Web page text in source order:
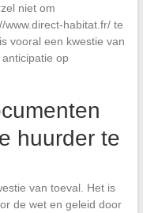
niet om
habitat.fr/ te
vooral een kwestie van
op
huurder te
van toeval. Het is
de wet en geleid door